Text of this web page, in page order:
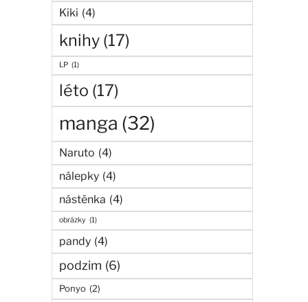
Kiki (4)
knihy (17)
LP (1)
léto (17)
manga (32)
Naruto (4)
nálepky (4)
nástěnka (4)
obrázky (1)
pandy (4)
podzim (6)
Ponyo (2)